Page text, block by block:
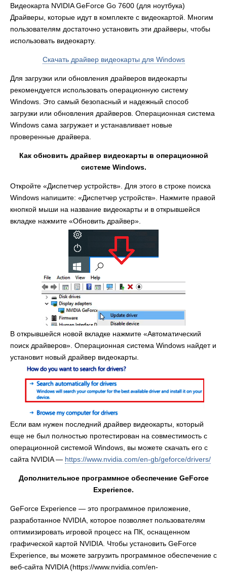
Видеокарта NVIDIA GeForce Go 7600 (для ноутбука)
Драйверы, которые идут в комплекте с видеокартой. Многим
пользователям достаточно установить эти драйверы, чтобы
использовать видеокарту.
Скачать драйвер видеокарты для Windows
Для загрузки или обновления драйверов видеокарты
рекомендуется использовать операционную систему
Windows. Это самый безопасный и надежный способ
загрузки или обновления драйверов. Операционная система
Windows сама загружает и устанавливает новые
проверенные драйвера.
Как обновить драйвер видеокарты в операционной
системе Windows.
Откройте «Диспетчер устройств». Для этого в строке поиска
Windows напишите: «Диспетчер устройств». Нажмите правой
кнопкой мыши на название видеокарты и в открывшейся
вкладке нажмите «Обновить драйвер».
В открывшейся новой вкладке нажмите «Автоматический
поиск драйверов». Операционная система Windows найдет и
установит новый драйвер видеокарты.
Если вам нужен последний драйвер видеокарты, который
еще не был полностью протестирован на совместимость с
операционной системой Windows, вы можете скачать его с
сайта NVIDIA — https://www.nvidia.com/en-gb/geforce/drivers/
Дополнительное программное обеспечение GeForce
Experience.
GeForce Experience — это программное приложение,
разработанное NVIDIA, которое позволяет пользователям
оптимизировать игровой процесс на ПК, оснащенном
графической картой NVIDIA. Чтобы установить GeForce
Experience, вы можете загрузить программное обеспечение с
веб-сайта NVIDIA (https://www.nvidia.com/en-